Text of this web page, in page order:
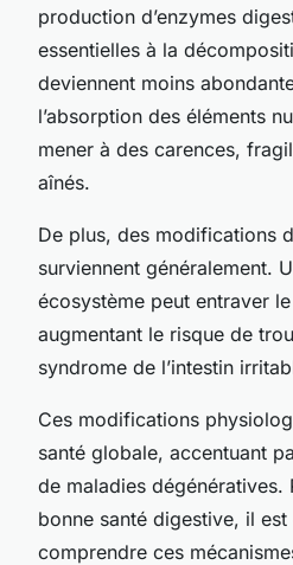
production d’enzymes
essentielles à la
deviennent moins
l’absorption des éléments
mener à des carences,
aînés.
De plus, des modifications
surviennent généralement.
écosystème peut entraver
augmentant le risque de
syndrome de l’intestin
Ces modifications
santé globale, accentuant
de maladies dégénératives.
bonne santé digestive, il
comprendre ces